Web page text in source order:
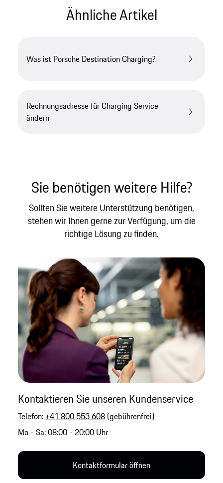
Ähnliche Artikel
Was ist Porsche Destination Charging?
Rechnungsadresse für Charging Service
ändern
Sie benötigen weitere Hilfe?
Sollten Sie weitere Unterstützung benötigen,
stehen wir Ihnen gerne zur Verfügung, um die
richtige Lösung zu finden.
Kontaktieren Sie unseren Kundenservice
Telefon: +41 800 553 608(gebührenfrei)
Mo - Sa: 08:00 - 20:00 Uhr
Kontaktformular öffnen